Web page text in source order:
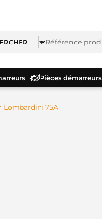
Pièces démarreurs
Lombardini 75A